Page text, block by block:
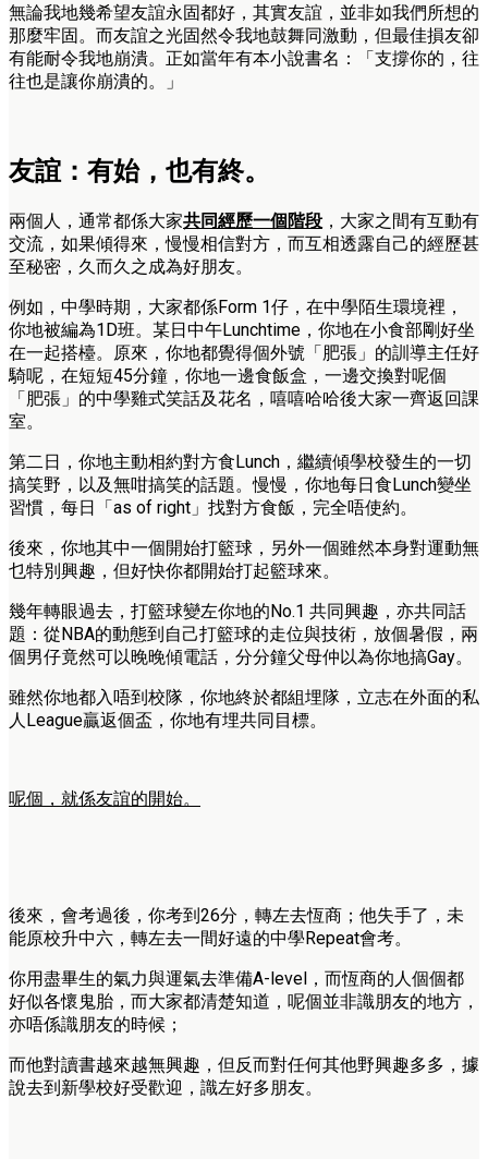
無論我地幾希望友誼永固都好，其實友誼，並非如我們所想的
那麼牢固。而友誼之光固然令我地鼓舞同激動，但最佳損友卻
有能耐令我地崩潰。正如當年有本小說書名：「支撐你的，往
往也是讓你崩潰的。」
友誼：有始，也有終。
兩個人，通常都係大家共同經歷一個階段 ，大家之間有互動有
交流，如果傾得來，慢慢相信對方，而互相透露自己的經歷甚
至秘密，久而久之成為好朋友。
例如，中學時期，大家都係Form 1仔，在中學陌生環境裡，
你地被編為1D班。某日中午Lunchtime，你地在小食部剛好坐
在一起搭檯。原來，你地都覺得個外號「肥張」的訓導主任好
騎呢，在短短45分鐘，你地一邊食飯盒，一邊交換對呢個
「肥張」的中學雞式笑話及花名，嘻嘻哈哈後大家一齊返回課
室。
第二日，你地主動相約對方食Lunch，繼續傾學校發生的一切
搞笑野，以及無咁搞笑的話題。慢慢，你地每日食Lunch變坐
習慣，每日「as of right」找對方食飯，完全唔使約。
後來，你地其中一個開始打籃球，另外一個雖然本身對運動無
乜特別興趣，但好快你都開始打起籃球來。
幾年轉眼過去，打籃球變左你地的No.1 共同興趣，亦共同話
題：從NBA的動態到自己打籃球的走位與技術，放個暑假，兩
個男仔竟然可以晚晚傾電話，分分鐘父母仲以為你地搞Gay。
雖然你地都入唔到校隊，你地終於都組埋隊，立志在外面的私
人League贏返個盃，你地有埋共同目標。
呢個，就係友誼的開始。
後來，會考過後，你考到26分，轉左去恆商；他失手了，未
能原校升中六，轉左去一間好遠的中學Repeat會考。
你用盡畢生的氣力與運氣去準備A-level，而恆商的人個個都
好似各懷鬼胎，而大家都清楚知道，呢個並非識朋友的地方，
亦唔係識朋友的時候；
而他對讀書越來越無興趣，但反而對任何其他野興趣多多，據
說去到新學校好受歡迎，識左好多朋友。